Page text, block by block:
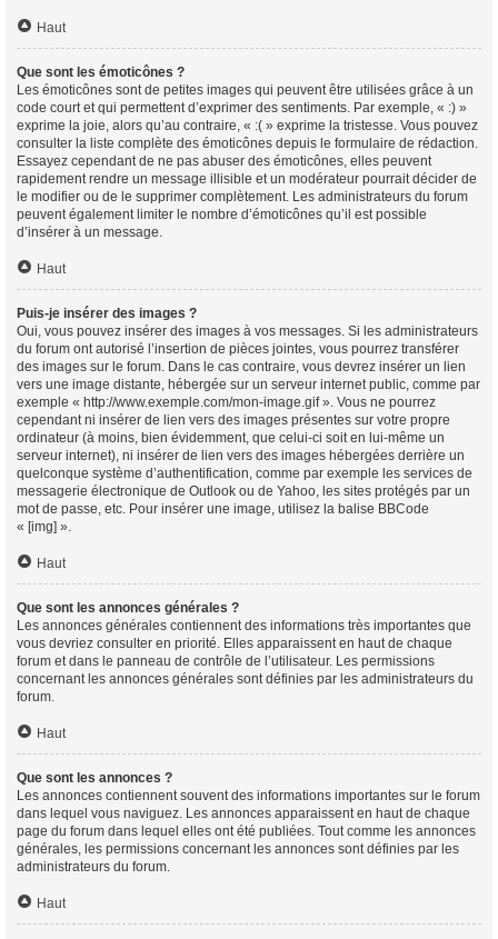
Haut
Que sont les émoticônes ?
Les émoticônes sont de petites images qui peuvent être utilisées grâce à un
code court et qui permettent d’exprimer des sentiments. Par exemple, « :) »
exprime la joie, alors qu’au contraire, « :( » exprime la tristesse. Vous pouvez
consulter la liste complète des émoticônes depuis le formulaire de rédaction.
Essayez cependant de ne pas abuser des émoticônes, elles peuvent
rapidement rendre un message illisible et un modérateur pourrait décider de
le modifier ou de le supprimer complètement. Les administrateurs du forum
peuvent également limiter le nombre d’émoticônes qu’il est possible
d’insérer à un message.
Haut
Puis-je insérer des images ?
Oui, vous pouvez insérer des images à vos messages. Si les administrateurs
du forum ont autorisé l’insertion de pièces jointes, vous pourrez transférer
des images sur le forum. Dans le cas contraire, vous devrez insérer un lien
vers une image distante, hébergée sur un serveur internet public, comme par
exemple « http://www.exemple.com/mon-image.gif ». Vous ne pourrez
cependant ni insérer de lien vers des images présentes sur votre propre
ordinateur (à moins, bien évidemment, que celui-ci soit en lui-même un
serveur internet), ni insérer de lien vers des images hébergées derrière un
quelconque système d’authentification, comme par exemple les services de
messagerie électronique de Outlook ou de Yahoo, les sites protégés par un
mot de passe, etc. Pour insérer une image, utilisez la balise BBCode
« [img] ».
Haut
Que sont les annonces générales ?
Les annonces générales contiennent des informations très importantes que
vous devriez consulter en priorité. Elles apparaissent en haut de chaque
forum et dans le panneau de contrôle de l’utilisateur. Les permissions
concernant les annonces générales sont définies par les administrateurs du
forum.
Haut
Que sont les annonces ?
Les annonces contiennent souvent des informations importantes sur le forum
dans lequel vous naviguez. Les annonces apparaissent en haut de chaque
page du forum dans lequel elles ont été publiées. Tout comme les annonces
générales, les permissions concernant les annonces sont définies par les
administrateurs du forum.
Haut